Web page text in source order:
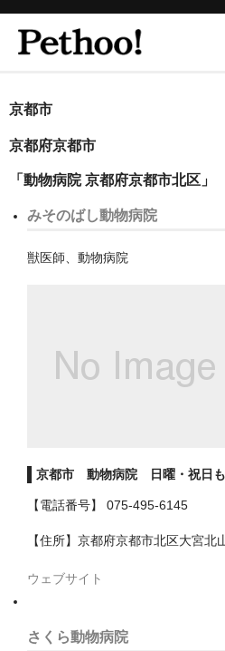
BEAUTY
CLINIC
三重県
京都府
兵庫県
神戸市以外
千葉県
八千代市
京都市
京都府京都市
「動物病院 京都府京都市北区」
みそのばし動物病院
獣医師、動物病院
京都市 動物病院 日曜・祝日も
【電話番号】 075-495-6145
【住所】京都府京都市北区大宮北
ウェブサイト
さくら動物病院